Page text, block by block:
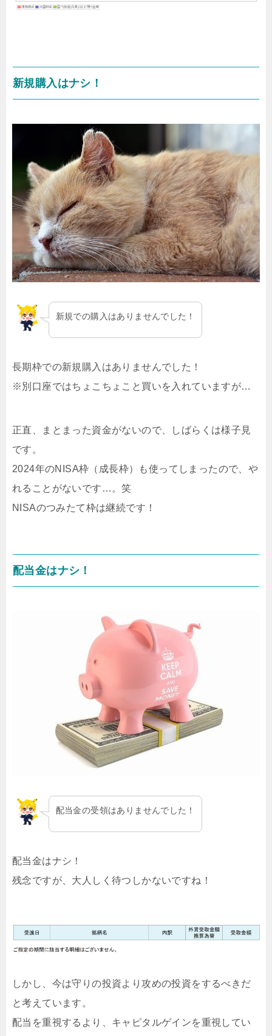
新規購入はナシ！
新規での購入はありませんでした！
長期枠での新規購入はありませんでした！
※別口座ではちょこちょこと買いを入れていますが…
正直、まとまった資金がないので、しばらくは様子見
です。
2024年のNISA枠（成長枠）も使ってしまったので、や
れることがないです…。笑
NISAのつみたて枠は継続です！
配当金はナシ！
配当金の受領はありませんでした！
配当金はナシ！
残念ですが、大人しく待つしかないですね！
しかし、今は守りの投資より攻めの投資をするべきだ
と考えています。
配当を重視するより、キャピタルゲインを重視してい